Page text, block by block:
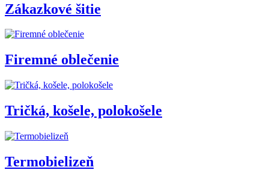
Zákazkové šitie
Firemné oblečenie
Tričká, košele, polokošele
Termobielizeň